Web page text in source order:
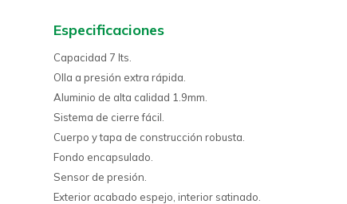
Especificaciones
Capacidad 7 lts.
Olla a presión extra rápida.
Aluminio de alta calidad 1.9mm.
Sistema de cierre fácil.
Cuerpo y tapa de construcción robusta.
Fondo encapsulado.
Sensor de presión.
Exterior acabado espejo, interior satinado.